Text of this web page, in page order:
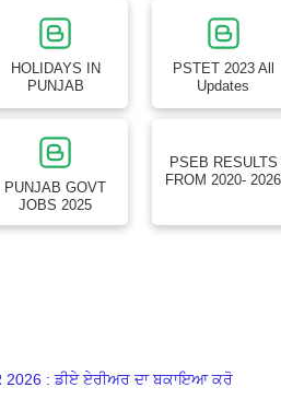
HOLIDAYS IN
PUNJAB
PSTET 2023 All
Updates
PUNJAB GOVT
JOBS 2025
PSEB RESULTS
FROM 2020- 2026
2026 : ਡੀਏ ਏਰੀਅਰ ਦਾ ਬਕਾਇਆ ਕਰੋ